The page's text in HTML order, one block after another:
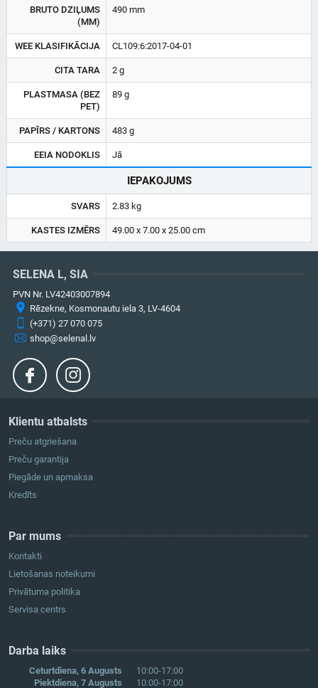
BRUTO DZIĻUMS
(MM)
490 mm
WEE KLASIFIKĀCIJA CL109:6:2017-04-01
CITA TARA 2 g
PLASTMASA (BEZ
PET)
89 g
PAPĪRS / KARTONS 483 g
EEIA NODOKLIS Jā
IEPAKOJUMS
SVARS 2.83 kg
KASTES IZMĒRS 49.00 x 7.00 x 25.00 cm
Klientu atbalsts
Preču atgriešana
Preču garantija
Piegāde un apmaksa
Kredīts
Par mums
Kontakti
Lietošanas noteikumi
Privātuma politika
Servisa centrs
Darba laiks
Ceturtdiena, 6 Augusts
10:00-17:00
Piektdiena, 7 Augusts
10:00-17:00
SELENA L, SIA
PVN Nr. LV42403007894
Rēzekne, Kosmonautu iela 3, LV-4604
(+371) 27 070 075
shop@selenal.lv